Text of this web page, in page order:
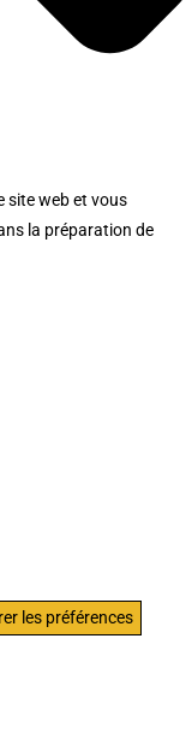
site web et vous
la préparation de
les préférences